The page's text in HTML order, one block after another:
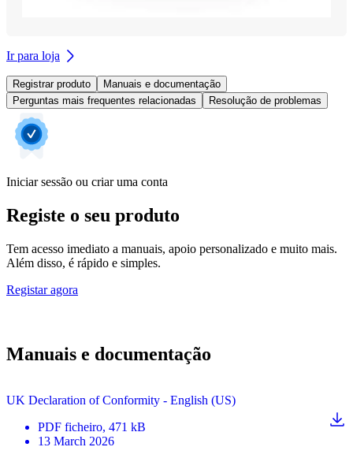
Ir para loja
Registrar produto
Manuais e documentação
Perguntas mais frequentes relacionadas
Resolução de problemas
Iniciar sessão ou criar uma conta
Registe o seu produto
Tem acesso imediato a manuais, apoio personalizado e muito mais.
Além disso, é rápido e simples.
Registar agora
Manuais e documentação
UK Declaration of Conformity - English (US)
PDF ficheiro, 471 kB
13 March 2026